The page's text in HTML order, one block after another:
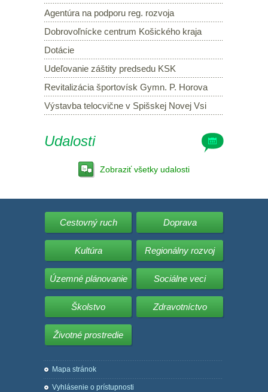
Agentúra na podporu reg. rozvoja
Dobrovoľnícke centrum Košického kraja
Dotácie
Udeľovanie záštity predsedu KSK
Revitalizácia športovísk Gymn. P. Horova
Výstavba telocvične v Spišskej Novej Vsi
Udalosti
Zobraziť všetky udalosti
Cestovný ruch Doprava
Kultúra Regionálny rozvoj
Územné plánovanie Sociálne veci
Školstvo Zdravotníctvo
Životné prostredie
Mapa stránok
Vyhlásenie o prístupnosti